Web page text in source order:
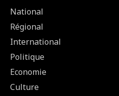
National
Régional
International
Politique
Economie
Culture